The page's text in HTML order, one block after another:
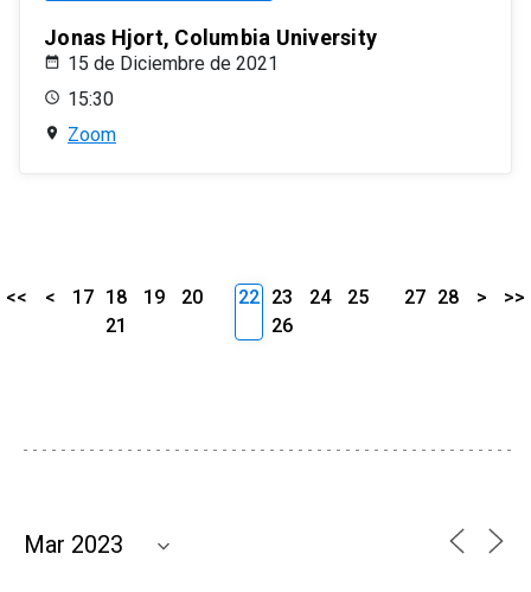
Jonas Hjort, Columbia University
15 de Diciembre de 2021
15:30
Zoom
<< < 17 18 19
20
21
22 23 24
25
26
27 28 > >>